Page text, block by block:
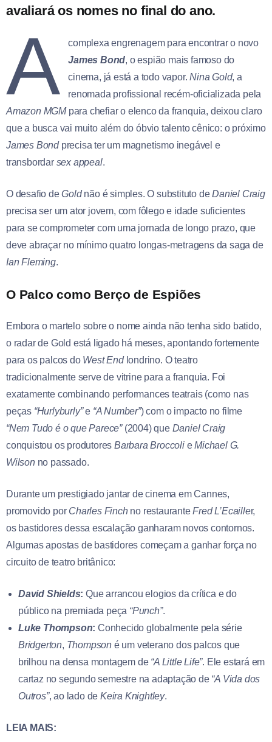
avaliará os nomes no final do ano.
A
complexa engrenagem para encontrar o novo
James Bond, o espião mais famoso do
cinema, já está a todo vapor.Nina Gold, a
renomada profissional recém-oficializada pela
Amazon MGM para chefiar o elenco da franquia, deixou claro
que a busca vai muito além do óbvio talento cênico: o próximo
James Bondprecisa ter um magnetismo inegável e
transbordar sex appeal.
O desafio deGoldnão é simples. O substituto deDaniel Craig
precisa ser um ator jovem, com fôlego e idade suficientes
para se comprometer com uma jornada de longo prazo, que
deve abraçar no mínimo quatro longas-metragens da saga de
Ian Fleming.
O Palco como Berço de Espiões
Embora o martelo sobre o nome ainda não tenha sido batido,
o radar de Gold está ligado há meses, apontando fortemente
para os palcos doWest Endlondrino. O teatro
tradicionalmente serve de vitrine para a franquia. Foi
exatamente combinando performances teatrais (como nas
peças “Hurlyburly”e “A Number”) com o impacto no filme
“Nem Tudo é o que Parece”(2004) que Daniel Craig
conquistou os produtoresBarbara BroccolieMichael G.
Wilsonno passado.
Durante um prestigiado jantar de cinema em Cannes,
promovido porCharles Finchno restauranteFred L’Ecailler,
os bastidores dessa escalação ganharam novos contornos.
Algumas apostas de bastidores começam a ganhar força no
circuito de teatro britânico:
David Shields: Que arrancou elogios da crítica e do
público na premiada peça “Punch”.
Luke Thompson: Conhecido globalmente pela série
Bridgerton, Thompson é um veterano dos palcos que
brilhou na densa montagem de “A Little Life”. Ele estará em
cartaz no segundo semestre na adaptação de “A Vida dos
Outros”, ao lado deKeira Knightley.
LEIA MAIS: